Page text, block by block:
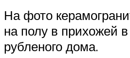
На фото
на полу в прихожей
рубленого дома.